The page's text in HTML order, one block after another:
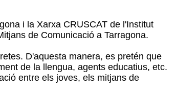
i la Xarxa CRUSCAT de l'Institut
de Comunicació a Tarragona.
D'aquesta manera, es pretén que
de la llengua, agents educatius, etc.
entre els joves, els mitjans de